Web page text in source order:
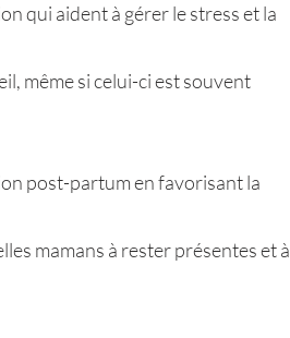
qui aident à gérer le stress et la
même si celui-ci est souvent
post-partum en favorisant la
mamans à rester présentes et à